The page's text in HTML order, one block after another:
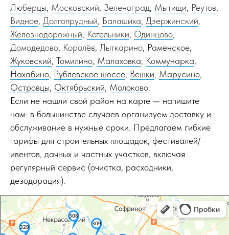
Люберцы, Московский, Зеленоград, Мытищи, Реутов,
Видное, Долгопрудный, Балашиха, Дзержинский,
Железнодорожный, Котельники, Одинцово,
Домодедово, Королёв, Лыткарино, Раменское,
Жуковский, Томилино, Малаховка, Коммунарка,
Нахабино, Рублевское шоссе, Вешки, Марусино,
Островцы, Октябрьский, Молоково
Если не нашли свой район на карте — напишите
нам: в большинстве случаев организуем доставку и
обслуживание в нужные сроки. Предлагаем гибкие
тарифы для строительных площадок, фестивалей/
ивентов, дачных и частных участков, включая
регулярный сервис (очистка, расходники,
дезодорация).
Москва
Яндекс Карты — транспорт, навигация, поиск мест